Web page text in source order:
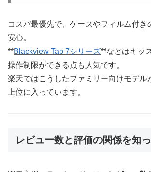
コスパ最優先で、ケースやフィルム付き
安心。
**Blackview Tab 7シリーズ**などはキッ
操作制限ができる点も人気です。
楽天ではこうしたファミリー向けモデル
上位に入っています。
レビュー数と評価の関係を知